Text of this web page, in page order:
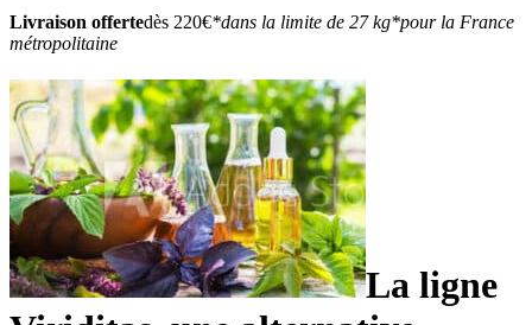
Livraison offertedès 220€*dans la limite de 27 kg*pour la France
métropolitaine
La ligne